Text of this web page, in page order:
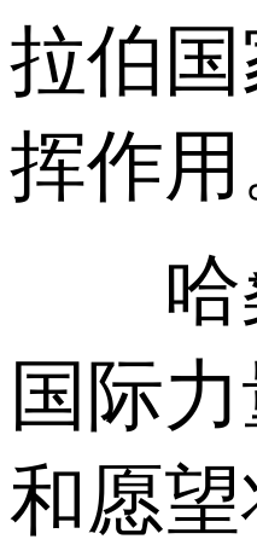
拉伯
挥作用
哈桑
国际
和愿